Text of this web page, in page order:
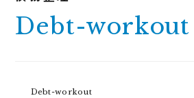
Debt-workout
Debt-workout